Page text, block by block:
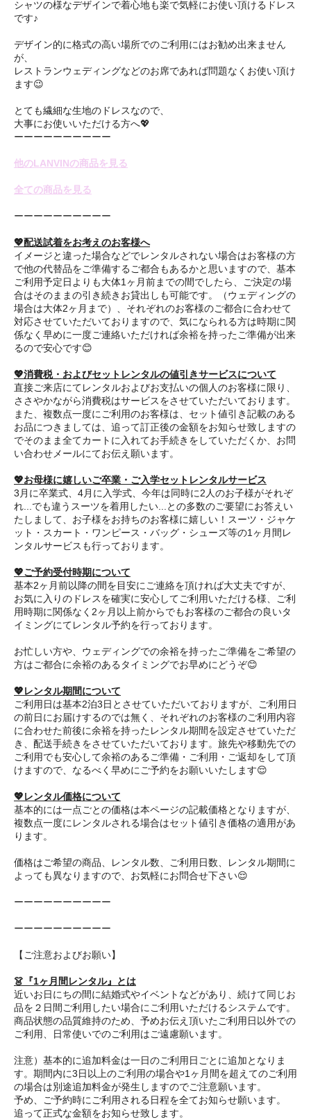
シャツの様なデザインで着心地も楽で気軽にお使い頂けるドレス
です♪
デザイン的に格式の高い場所でのご利用にはお勧め出来ません
が、
レストランウェディングなどのお席であれば問題なくお使い頂け
ます😉
とても繊細な生地のドレスなので、
大事にお使いいただける方へ💖
ーーーーーーーーーー
他のLANVINの商品を見る
全ての商品を見る
ーーーーーーーーーー
💖配送試着をお考えのお客様へ
イメージと違った場合などでレンタルされない場合はお客様の方
で他の代替品をご準備するご都合もあるかと思いますので、基本
ご利用予定日よりも大体1ヶ月前までの間でしたら、ご決定の場
合はそのままの引き続きお貸出しも可能です。（ウェディングの
場合は大体2ヶ月まで）、それぞれのお客様のご都合に合わせて
対応させていただいておりますので、気になられる方は時期に関
係なく早めに一度ご連絡いただければ余裕を持ったご準備が出来
るので安心です😊
💖消費税・およびセットレンタルの値引きサービスについて
直接ご来店にてレンタルおよびお支払いの個人のお客様に限り、
ささやかながら消費税はサービスをさせていただいております。
また、複数点一度にご利用のお客様は、セット値引き記載のある
お品につきましては、追って訂正後の金額をお知らせ致しますの
でそのまま全てカートに入れてお手続きをしていただくか、お問
い合わせメールにてお伝え願います。
💖お母様に嬉しいご卒業・ご入学セットレンタルサービス
3月に卒業式、4月に入学式、今年は同時に2人のお子様がそれぞ
れ...でも違うスーツを着用したい...との多数のご要望にお答えい
たしまして、お子様をお持ちのお客様に嬉しい！スーツ・ジャケ
ット・スカート・ワンピース・バッグ・シューズ等の1ヶ月間レ
ンタルサービスも行っております。
💖ご予約受付時期について
基本2ヶ月前以降の間を目安にご連絡を頂ければ大丈夫ですが、
お気に入りのドレスを確実に安心してご利用いただける様、ご利
用時期に関係なく2ヶ月以上前からでもお客様のご都合の良いタ
イミングにてレンタル予約を行っております。
お忙しい方や、ウェディングでの余裕を持ったご準備をご希望の
方はご都合に余裕のあるタイミングでお早めにどうぞ😊
💖レンタル期間について
ご利用日は基本2泊3日とさせていただいておりますが、ご利用日
の前日にお届けするのでは無く、それぞれのお客様のご利用内容
に合わせた前後に余裕を持ったレンタル期間を設定させていただ
き、配送手続きをさせていただいております。旅先や移動先での
ご利用でも安心して余裕のあるご準備・ご利用・ご返却をして頂
けますので、なるべく早めにご予約をお願いいたします😌
💖レンタル価格について
基本的には一点ごとの価格は本ページの記載価格となりますが、
複数点一度にレンタルされる場合はセット値引き価格の適用があ
ります。
価格はご希望の商品、レンタル数、ご利用日数、レンタル期間に
よっても異なりますので、お気軽にお問合せ下さい😌
ーーーーーーーーーー
ーーーーーーーーーー
【ご注意およびお願い】
👗『1ヶ月間レンタル』とは
近いお日にちの間に結婚式やイベントなどがあり、続けて同じお
品を２日間ご利用したい場合にご利用いただけるシステムです。
商品状態の品質維持のため、予めお伝え頂いたご利用日以外での
ご利用、日常使いでのご利用はご遠慮願います。
注意）基本的に追加料金は一日のご利用日ごとに追加となりま
す。期間内に3日以上のご利用の場合や1ヶ月間を超えてのご利用
の場合は別途追加料金が発生しますのでご注意願います。
予め、ご予約時にご利用される日程を全てお知らせ願います。
追って正式な金額をお知らせ致します。